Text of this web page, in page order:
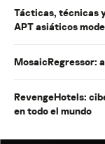
Tácticas, técnicas
APT asiáticos
MosaicRegressor:
RevengeHotels:
en todo el mundo